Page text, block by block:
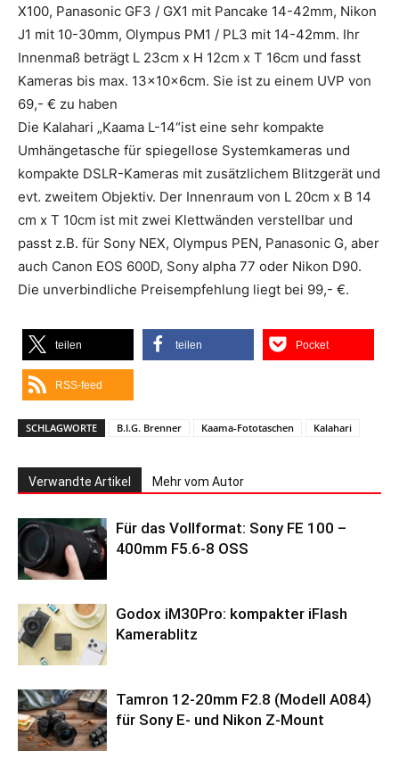
X100, Panasonic GF3 / GX1 mit Pancake 14-42mm, Nikon
J1 mit 10-30mm, Olympus PM1 / PL3 mit 14-42mm. Ihr
Innenmaß beträgt L 23cm x H 12cm x T 16cm und fasst
Kameras bis max. 13x10x6cm. Sie ist zu einem UVP von
69,- € zu haben
Die Kalahari „Kaama L-14“ist eine sehr kompakte
Umhängetasche für spiegellose Systemkameras und
kompakte DSLR-Kameras mit zusätzlichem Blitzgerät und
evt. zweitem Objektiv. Der Innenraum von L 20cm x B 14
cm x T 10cm ist mit zwei Klettwänden verstellbar und
passt z.B. für Sony NEX, Olympus PEN, Panasonic G, aber
auch Canon EOS 600D, Sony alpha 77 oder Nikon D90.
Die unverbindliche Preisempfehlung liegt bei 99,- €.
teilen teilen Pocket
RSS-feed
SCHLAGWORTE B.I.G. Brenner Kaama-Fototaschen Kalahari
Verwandte Artikel Mehr vom Autor
Für das Vollformat: Sony FE 100 –
400mm F5.6-8 OSS
Godox iM30Pro: kompakter iFlash
Kamerablitz
Tamron 12-20mm F2.8 (Modell A084)
für Sony E- und Nikon Z-Mount